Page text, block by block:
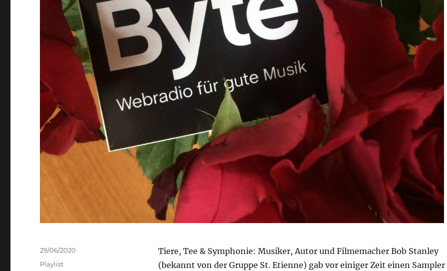
Tiere, Tee & Symphonie: Musiker, Autor und Filmemacher Bob Stanley
(bekannt von der Gruppe St. Etienne) gab vor einiger Zeit einen Sampler
Veröffentlicht
am
29/06/2020
Kategorien
Playlist